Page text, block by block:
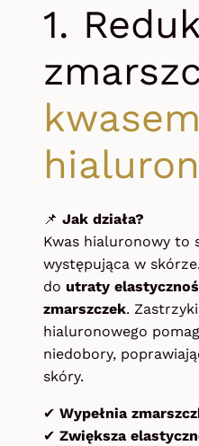
1.
kwasem
📌 Jak działa?
Kwas hialuronowy to
występująca w
do utraty
zmarszczek.
hialuronowego
niedobory,
skóry.
✔ Wypełnia
✔ Zwiększa